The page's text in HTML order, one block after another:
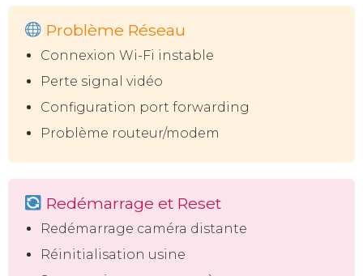
Problème Réseau
Connexion Wi-Fi instable
Perte signal vidéo
Configuration port forwarding
Problème routeur/modem
Redémarrage et Reset
Redémarrage caméra distante
Réinitialisation usine